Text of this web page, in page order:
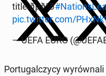
title ðµð¹ð
pic.twitter.com/
— UEFA EURO
Por­tu­gal­czy­cy